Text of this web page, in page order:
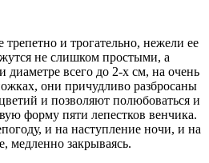
и трогательно, нежели ее
не слишком простыми, а
всего до 2-х см, на очень
они причудливо разбросаны
и позволяют полюбоваться и
форму пяти лепестков венчика.
и на наступление ночи, и на
медленно закрываясь.